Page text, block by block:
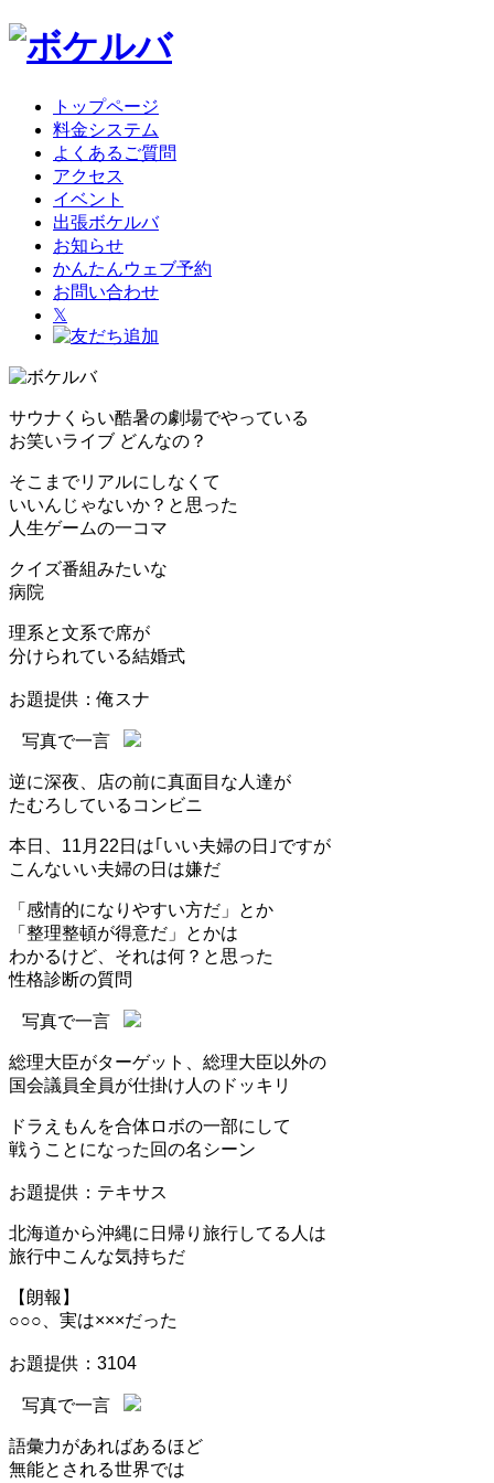
トップページ
料金システム
よくあるご質問
アクセス
イベント
出張ボケルバ
お知らせ
かんたんウェブ予約
お問い合わせ
𝕏
サウナくらい酷暑の劇場でやっている
お笑いライブ どんなの？
そこまでリアルにしなくて
いいんじゃないか？と思った
人生ゲームの一コマ
クイズ番組みたいな
病院
理系と文系で席が
分けられている結婚式
お題提供：俺スナ
写真で一言
逆に深夜、店の前に真面目な人達が
たむろしているコンビニ
本日、11月22日は｢いい夫婦の日｣ですが
こんないい夫婦の日は嫌だ
「感情的になりやすい方だ」とか
「整理整頓が得意だ」とかは
わかるけど、それは何？と思った
性格診断の質問
写真で一言
総理大臣がターゲット、総理大臣以外の
国会議員全員が仕掛け人のドッキリ
ドラえもんを合体ロボの一部にして
戦うことになった回の名シーン
お題提供：テキサス
北海道から沖縄に日帰り旅行してる人は
旅行中こんな気持ちだ
【朗報】
○○○、実は×××だった
お題提供：3104
写真で一言
語彙力があればあるほど
無能とされる世界では